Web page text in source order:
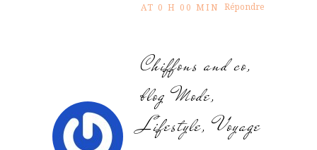
AT 0 H 00 MIN Répondre
Chiffons and co,
blog Mode,
Lifestyle, Voyage